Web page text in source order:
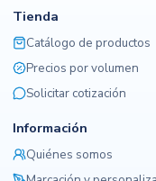
Tienda
Catálogo de productos
Precios por volumen
Solicitar cotización
Información
Quiénes somos